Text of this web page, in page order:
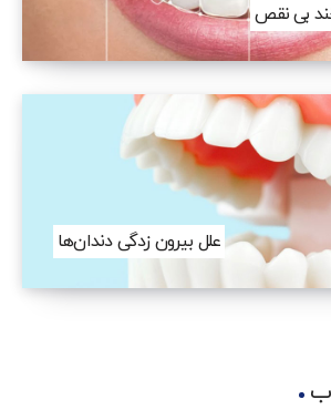
بی نقص
علل بیرون‌ زدگی دندان‌ها